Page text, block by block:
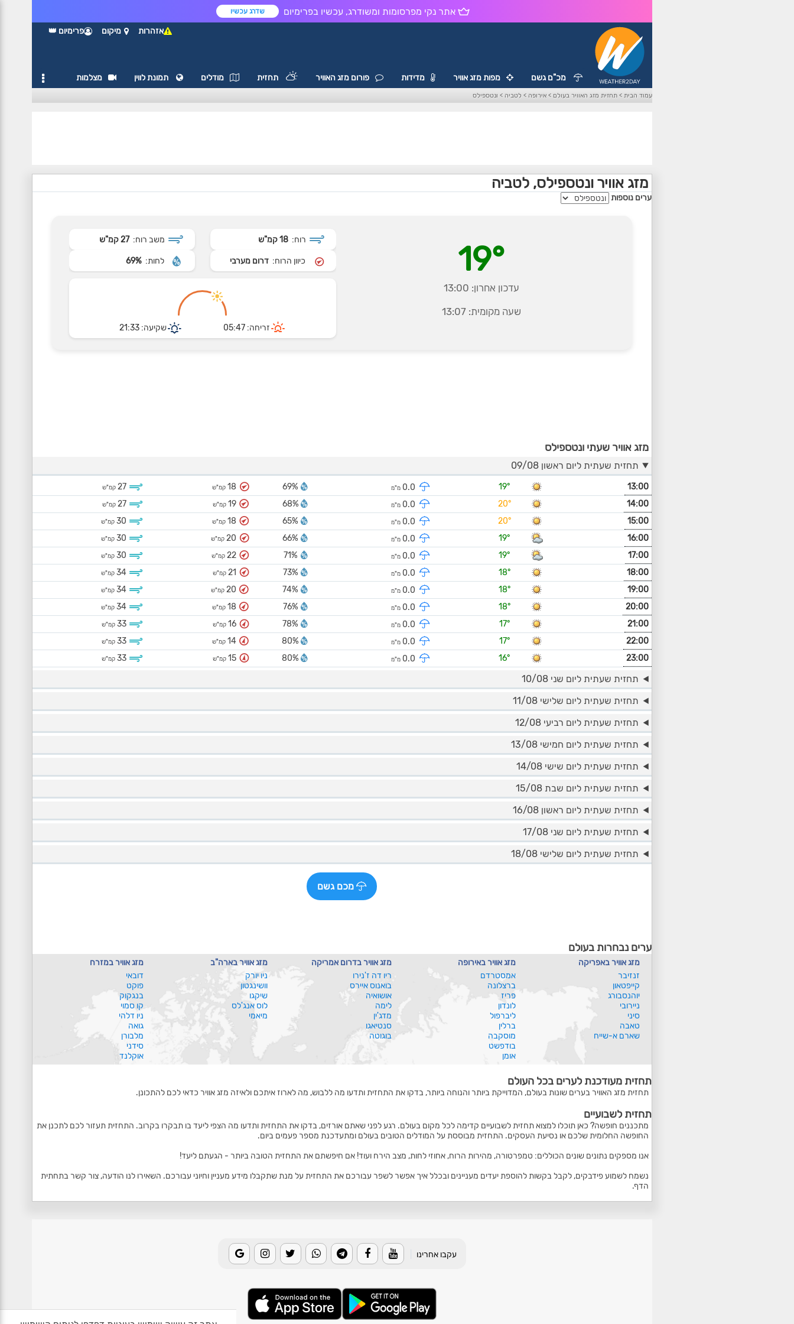
אתר נקי מפרסומות ומשודרג, עכשיו בפרימיום שדרג עכשיו
אזהרות מיקום פרימיום 👑
מכ"ם גשם מפות מזג אוויר מדידות פורום מזג האוויר תחזית מודלים תמונת לווין מצלמות
עמוד הבית >תחזית מזג האוויר בעולם >אירופה > לטביה > ונטספילס
מזג אוויר ונטספילס, לטביה
ערים נוספות
19°
עדכון אחרון: 13:00
שעה מקומית: 13:07
רוח: 18 קמ"ש משב רוח: 27 קמ"ש
כיוון הרוח: דרום מערבי לחות: 69%
זריחה: 05:47 שקיעה: 21:33
מזג אוויר שעתי ונטספילס
תחזית שעתית ליום ראשון 09/08
13:00
19° מ"מ 69%
18 קמ"ש 27 קמ"ש
14:00
20° מ"מ 68%
19 קמ"ש 27 קמ"ש
15:00
20° מ"מ 65%
18 קמ"ש 30 קמ"ש
16:00
19° מ"מ 66%
20 קמ"ש 30 קמ"ש
17:00
19° מ"מ 71%
22 קמ"ש 30 קמ"ש
18:00
18° מ"מ 73%
21 קמ"ש 34 קמ"ש
19:00
18° מ"מ 74%
20 קמ"ש 34 קמ"ש
20:00
18° מ"מ 76%
18 קמ"ש 34 קמ"ש
21:00
17° מ"מ 78%
16 קמ"ש 33 קמ"ש
22:00
17° מ"מ 80%
14 קמ"ש 33 קמ"ש
23:00
16° מ"מ 80%
15 קמ"ש 33 קמ"ש
תחזית שעתית ליום שני 10/08
תחזית שעתית ליום שלישי 11/08
תחזית שעתית ליום רביעי 12/08
תחזית שעתית ליום חמישי 13/08
תחזית שעתית ליום שישי 14/08
תחזית שעתית ליום שבת 15/08
תחזית שעתית ליום ראשון 16/08
תחזית שעתית ליום שני 17/08
תחזית שעתית ליום שלישי 18/08
מכם גשם
ערים נבחרות בעולם
מזג אוויר באפריקה
זנזיבר
קייפטאון
יוהנסבורג
ניירובי
סיני
טאבה
שארם א-שייח
מזג אוויר באירופה
אמסטרדם
ברצלונה
פריז
לונדון
ליברפול
ברלין
מוסקבה
בודפשט
אומן
מזג אוויר בדרום אמריקה
ריו דה ז'נירו
בואנוס איירס
אושואיה
לימה
מדג'ין
סנטיאגו
בוגוטה
מזג אוויר בארה"ב
ניו יורק
וושינגטון
שיקגו
לוס אנג'לס
מיאמי
מזג אוויר במזרח
דובאי
פוקט
בנגקוק
קו סמוי
ניו דלהי
גואה
מלבורן
סידני
אוקלנד
תחזית מעודכנת לערים בכל העולם
תחזית מזג האוויר בערים שונות בעולם, המדוייקת ביותר והנוחה ביותר, בדקו את התחזית ותדעו מה ללבוש, מה לארוז איתכם ולאיזה מזג אוויר כדאי לכם להתכונן.
תחזית לשבועיים
מתכננים חופשה? כאן תוכלו למצוא תחזית לשבועיים קדימה לכל מקום בעולם. רגע לפני שאתם אורזים, בדקו את התחזית ותדעו מה הצפי ליעד בו תבקרו בקרוב. התחזית תעזור לכם לתכנן את
החופשה החלומית שלכם או נסיעת העסקים. התחזית מבוססת על המודלים הטובים בעולם ומתעדכנת מספר פעמים ביום.
אנו מספקים נתונים שונים הכוללים: טמפרטורה, מהירות הרוח, אחוזי לחות, מצב הירח ועוד! אם חיפשתם את התחזית הטובה ביותר - הגעתם ליעד!
נשמח לשמוע פידבקים, לקבל בקשות להוספת יעדים מעניינים ובכלל איך אפשר לשפר עבורכם את התחזית על מנת שתקבלו מידע מעניין וחיוני עבורכם. השאירו לנו הודעה, צור קשר בתחתית
הדף.
עקבו אחרינו